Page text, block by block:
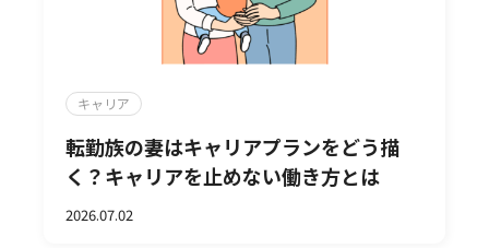
キャリア
転勤族の妻はキャリアプランをどう描
く？キャリアを止めない働き方とは
2026.07.02